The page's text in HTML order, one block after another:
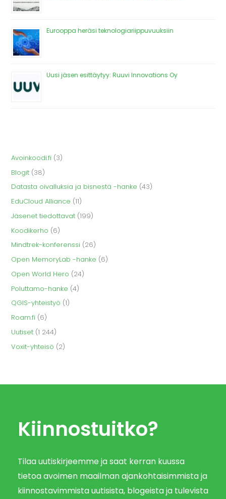
Eurooppa heräsi teknologiariippuvuuksiin
Uusi jäsen esittäytyy: Ruuvi Innovations Oy
Avoinkoodi.fi (3)
Blogit (38)
Datasta oivalluksia ja bisnestä -hanke (43)
EduCloud Alliance (11)
Jäsenet tiedottavat (199)
Koodikerho (6)
Mindtrek-konferenssi (26)
Open MemoryLab -hanke (6)
Open World Hero (24)
Poluttamo-hanke (4)
QGIS-yhteistyö (1)
Roam.fi (6)
Uutiset (1 244)
Voxit-yhteisö (2)
Kiinnostuitko?
Tilaa uutiskirjeemme ja saat kerran kuussa
tietoa avoimen maailman ajankohtaisimmista ja
kiinnostavimmista uutisista, blogeista ja tulevista